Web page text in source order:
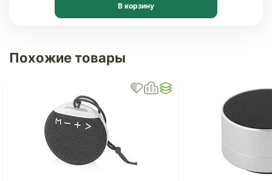
В корзину
Похожие товары